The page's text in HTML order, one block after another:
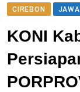
CIREBON
KONI